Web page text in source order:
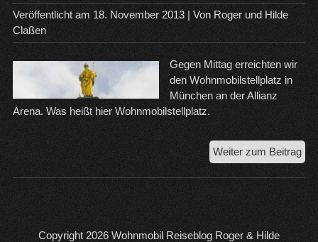
in
Veröffentlicht am 18. November 2013| Von Roger und Hilde
Claßen
Gegen Mittag erreichten wir
den Wohnmobilstellplatz in
München an der Allianz
Arena. Was heißt hier Wohnmobilstellplatz.
Weiter zum Beitrag
in
Copyright 2026 Wohnmobil Reiseblog Roger & Hilde